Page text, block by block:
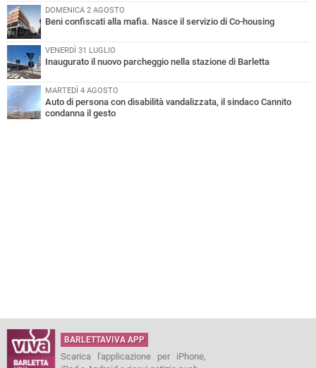
DOMENICA 2 AGOSTO
Beni confiscati alla mafia. Nasce il servizio di Co-housing
VENERDÌ 31 LUGLIO
Inaugurato il nuovo parcheggio nella stazione di Barletta
MARTEDÌ 4 AGOSTO
Auto di persona con disabilità vandalizzata, il sindaco Cannito
condanna il gesto
BARLETTAVIVA APP
Scarica l'applicazione per iPhone,